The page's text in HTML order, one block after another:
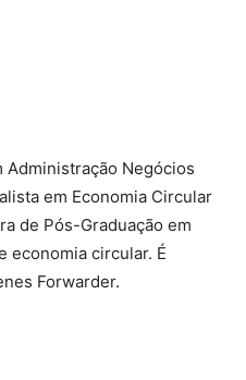
Administração Negócios
em Economia Circular
de Pós-Graduação em
economia circular. É
Forwarder.